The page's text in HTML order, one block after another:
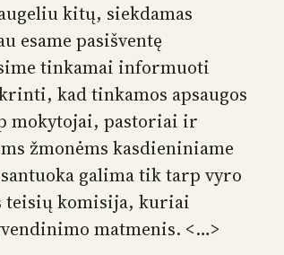
kitų, siekdamas
esame pasišventę
tinkamai informuoti
kad tinkamos apsaugos
mokytojai, pastoriai ir
žmonėms kasdieniniame
galima tik tarp vyro
teisių komisija, kuriai
matmenis. <…>